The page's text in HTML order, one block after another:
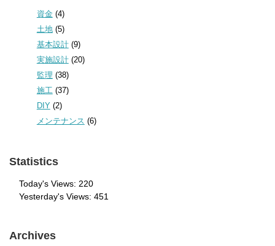
資金(4)
土地(5)
基本設計(9)
実施設計(20)
監理 (38)
施工 (37)
DIY(2)
メンテナンス (6)
Statistics
Today's Views: 220
Yesterday's Views: 451
Archives